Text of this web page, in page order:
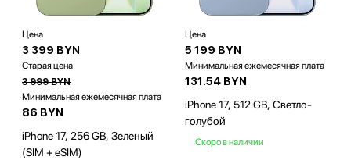
Цена
3 399 BYN
Старая цена
3 999 BYN
Минимальная ежемесячная плата
86 BYN
iPhone 17, 256 GB, Зеленый
(SIM + eSIM)
Цена
5 199 BYN
Минимальная ежемесячная плата
131.54 BYN
iPhone 17, 512 GB, Светло-
голубой
Скоро в наличии